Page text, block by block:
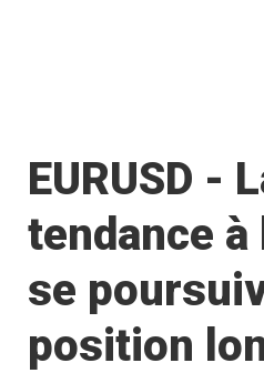
EURUSD -
tendance à
se
position